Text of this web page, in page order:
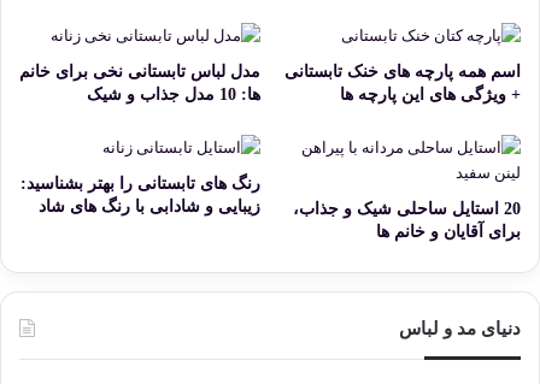
اسم همه پارچه های خنک تابستانی
+ ویژگی های این پارچه ها
مدل لباس تابستانی نخی برای خانم
ها: 10 مدل جذاب و شیک
20 استایل ساحلی شیک و جذاب،
برای آقایان و خانم ها
رنگ های تابستانی را بهتر بشناسید:
زیبایی و شادابی با رنگ های شاد
دنیای مد و لباس